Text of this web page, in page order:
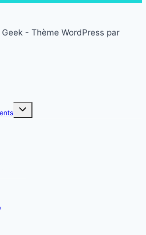
- Thème WordPress par
Ouvrir/fermer